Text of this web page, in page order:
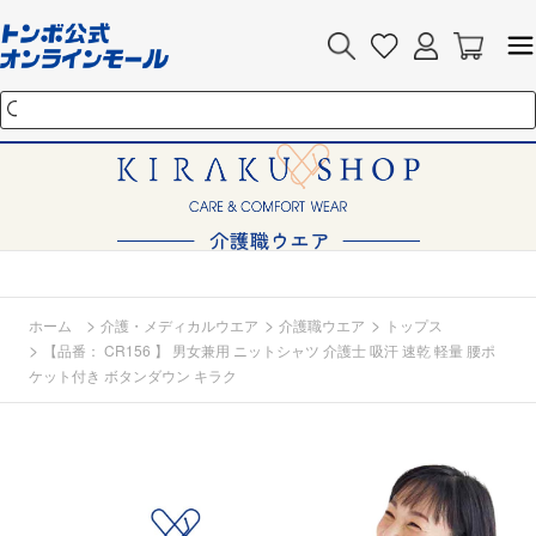
ホーム > 介護・メディカルウエア > 介護職ウエア > トップス
>
【品番： CR156 】 男女兼用 ニットシャツ 介護士 吸汗 速乾 軽量 腰ポ
ケット付き ボタンダウン キラク